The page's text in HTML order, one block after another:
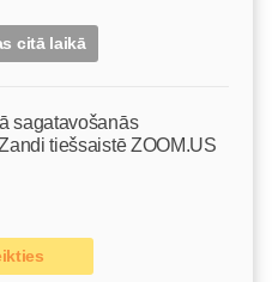
citā laikā
sagatavošanās
tiešsaistē ZOOM.US